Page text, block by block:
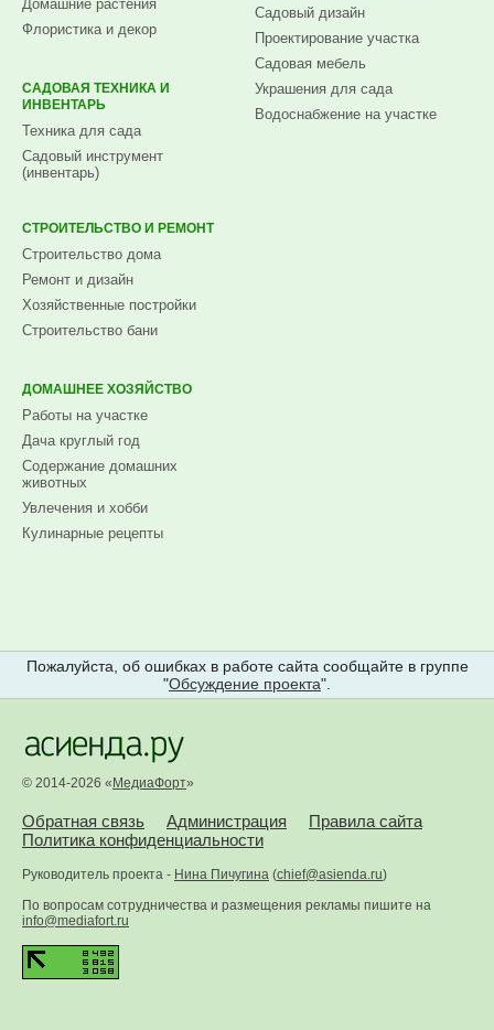
Домашние растения
Флористика и декор
САДОВАЯ ТЕХНИКА И
ИНВЕНТАРЬ
Техника для сада
Садовый инструмент
(инвентарь)
Садовый дизайн
Проектирование участка
Садовая мебель
Украшения для сада
Водоснабжение на участке
СТРОИТЕЛЬСТВО И РЕМОНТ
Строительство дома
Ремонт и дизайн
Хозяйственные постройки
Строительство бани
ДОМАШНЕЕ ХОЗЯЙСТВО
Работы на участке
Дача круглый год
Содержание домашних
животных
Увлечения и хобби
Кулинарные рецепты
Пожалуйста, об ошибках в работе сайта сообщайте в группе
"Обсуждение проекта".
© 2014-2026 « МедиаФорт»
Обратная связь Администрация
Правила сайта
Политика конфиденциальности
Руководитель проекта - Нина Пичугина (chief@asienda.ru)
По вопросам сотрудничества и размещения рекламы пишите на
info@mediafort.ru